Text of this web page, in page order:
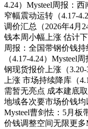
4.24）Mysteel周报：
窄幅震动运转（4.17-
调价汇总（2026年4月
钱本周小幅上涨 估计
周报：全国带钢价钱
（4.17-4.24）Mysteel
钢现货报价上涨（
上涨 市场持续降库（
需暂无亮点 成本建底
地域各次要市场价钱
Mysteel曹剑怯：5月板
价钱调整空间无限更